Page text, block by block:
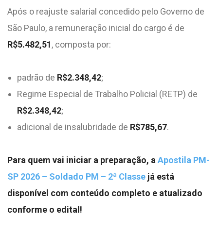
Após o reajuste salarial concedido pelo Governo de
São Paulo, a remuneração inicial do cargo é de
R$5.482,51, composta por:
padrão de R$2.348,42;
Regime Especial de Trabalho Policial (RETP) de
R$2.348,42;
adicional de insalubridade de R$785,67.
Para quem vai iniciar a preparação, a Apostila PM-
SP 2026 – Soldado PM – 2ª Classe já está
disponível com conteúdo completo e atualizado
conforme o edital!